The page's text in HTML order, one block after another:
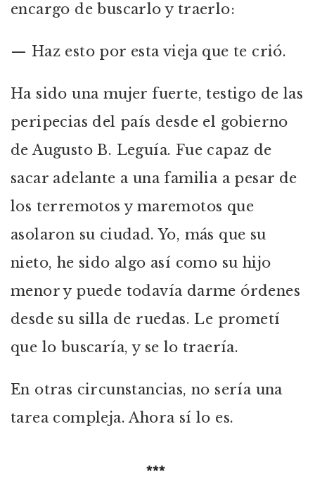
encargo de buscarlo y traerlo:
— Haz esto por esta vieja que te crió.
Ha sido una mujer fuerte, testigo de las
peripecias del país desde el gobierno
de Augusto B. Leguía. Fue capaz de
sacar adelante a una familia a pesar de
los terremotos y maremotos que
asolaron su ciudad. Yo, más que su
nieto, he sido algo así como su hijo
menor y puede todavía darme órdenes
desde su silla de ruedas. Le prometí
que lo buscaría, y se lo traería.
En otras circunstancias, no sería una
tarea compleja. Ahora sí lo es.
***